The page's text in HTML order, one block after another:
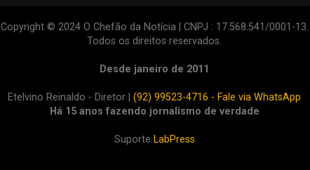
Copyright © 2024 O Chefão da Notícia | CNPJ : 17.568.541/0001-13.
Todos os direitos reservados.
Desde janeiro de 2011
Etelvino Reinaldo - Diretor | (92) 99523-4716 - Fale via WhatsApp
Há 15 anos fazendo jornalismo de verdade
Suporte LabPress